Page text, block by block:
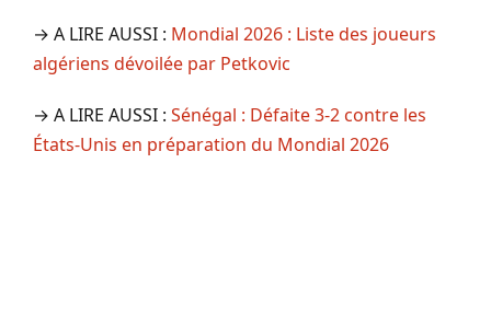
→ A LIRE AUSSI : Mondial 2026 : Liste des joueurs
algériens dévoilée par Petkovic
→ A LIRE AUSSI : Sénégal : Défaite 3-2 contre les
États-Unis en préparation du Mondial 2026